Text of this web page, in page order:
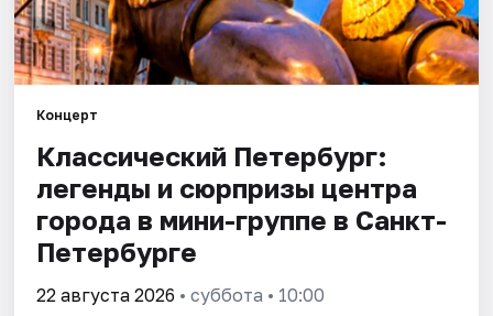
Спорт
События
Города
Площадки
Артисты
Рейтинги
Концерт
Классический Петербург:
легенды и сюрпризы центра
города в мини-группе в Санкт-
Петербурге
22 августа 2026 • суббота • 10:00